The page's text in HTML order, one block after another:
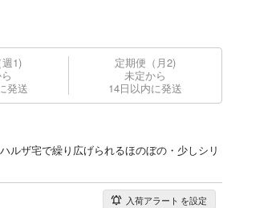
1)
発送
定期便（月2)
未定から
14日以内に発送
ルザ宅で繰り広げられるほのぼの・少しシリ
入荷アラート を設定